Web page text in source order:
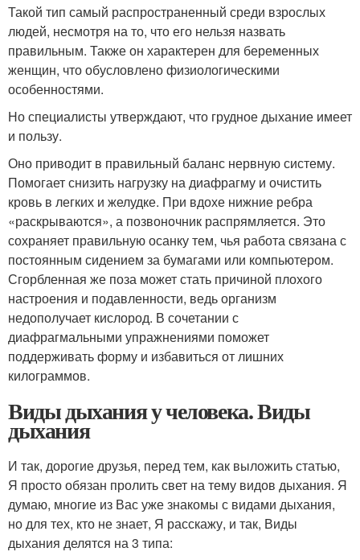
Такой тип самый распространенный среди взрослых
людей, несмотря на то, что его нельзя назвать
правильным. Также он характерен для беременных
женщин, что обусловлено физиологическими
особенностями.
Но специалисты утверждают, что грудное дыхание имеет
и пользу.
Оно приводит в правильный баланс нервную систему.
Помогает снизить нагрузку на диафрагму и очистить
кровь в легких и желудке. При вдохе нижние ребра
«раскрываются», а позвоночник распрямляется. Это
сохраняет правильную осанку тем, чья работа связана с
постоянным сидением за бумагами или компьютером.
Сгорбленная же поза может стать причиной плохого
настроения и подавленности, ведь организм
недополучает кислород. В сочетании с
диафрагмальными упражнениями поможет
поддерживать форму и избавиться от лишних
килограммов.
Виды дыхания у человека. Виды
дыхания
И так, дорогие друзья, перед тем, как выложить статью,
Я просто обязан пролить свет на тему видов дыхания. Я
думаю, многие из Вас уже знакомы с видами дыхания,
но для тех, кто не знает, Я расскажу, и так, Виды
дыхания делятся на 3 типа: